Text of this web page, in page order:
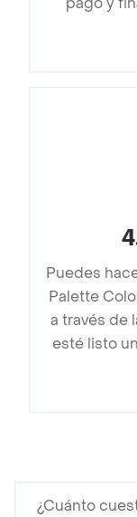
4
Puedes
Palette
a través de
esté listo
¿Cuánto